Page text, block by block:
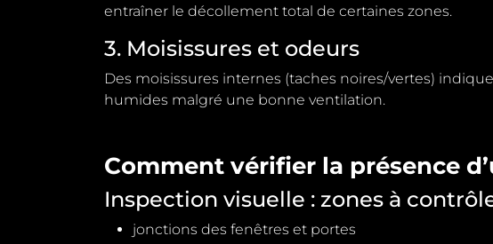
entraîner le décollement total de certaines zones.
3. Moisissures et odeurs
Des moisissures internes (taches noires/vertes)
humides malgré une bonne ventilation.
Comment vérifier la présence
Inspection visuelle : zones à
jonctions des fenêtres et portes